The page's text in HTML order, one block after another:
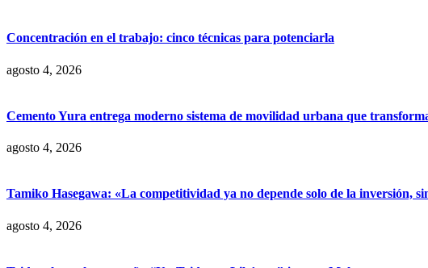
Concentración en el trabajo: cinco técnicas para potenciarla
agosto 4, 2026
Cemento Yura entrega moderno sistema de movilidad urbana que
agosto 4, 2026
Tamiko Hasegawa: «La competitividad ya no depende solo de la inversión,
agosto 4, 2026